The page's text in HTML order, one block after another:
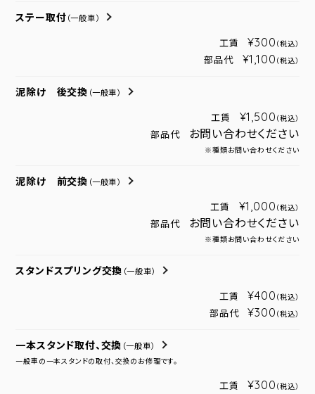
ステー取付 （一般車）
工賃 ¥300 （税込）
部品代 ¥1,100 （税込）
泥除け 後交換 （一般車）
工賃 ¥1,500 （税込）
部品代 お問い合わせください
※種類お問い合わせください
泥除け 前交換 （一般車）
工賃 ¥1,000 （税込）
部品代 お問い合わせください
※種類お問い合わせください
スタンドスプリング交換 （一般車）
工賃 ¥400 （税込）
部品代 ¥300 （税込）
一本スタンド取付、交換 （一般車）
一般車の一本スタンドの取付、交換のお修理です。
工賃 ¥300 （税込）